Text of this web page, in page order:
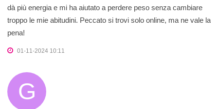
dà più energia e mi ha aiutato a perdere peso senza cambiare
troppo le mie abitudini. Peccato si trovi solo online, ma ne vale la
pena!
01-11-2024 10:11
G